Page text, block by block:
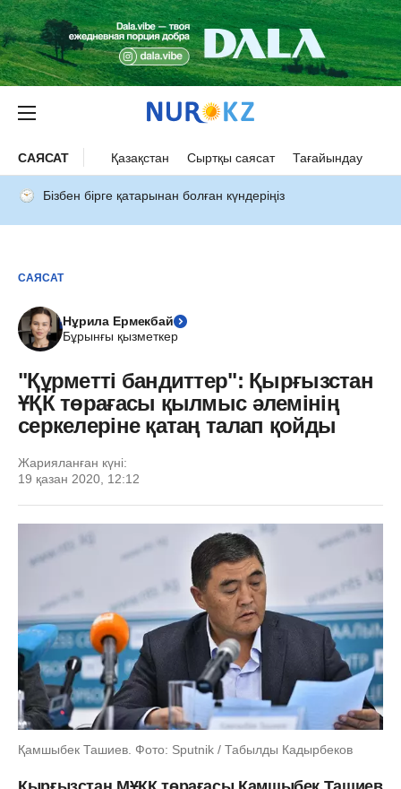
САЯСАТ Қазақстан Сыртқы саясат Тағайындау
Бізбен бірге қатарынан болған күндеріңіз
САЯСАТ
Нұрила Ермекбай
Бұрынғы қызметкер
"Құрметті бандиттер": Қырғызстан
ҰҚК төрағасы қылмыс әлемінің
серкелеріне қатаң талап қойды
Жарияланған күні:
19 қазан 2020, 12:12
Қамшыбек Ташиев. Фото: Sputnik / Табылды Кадырбеков